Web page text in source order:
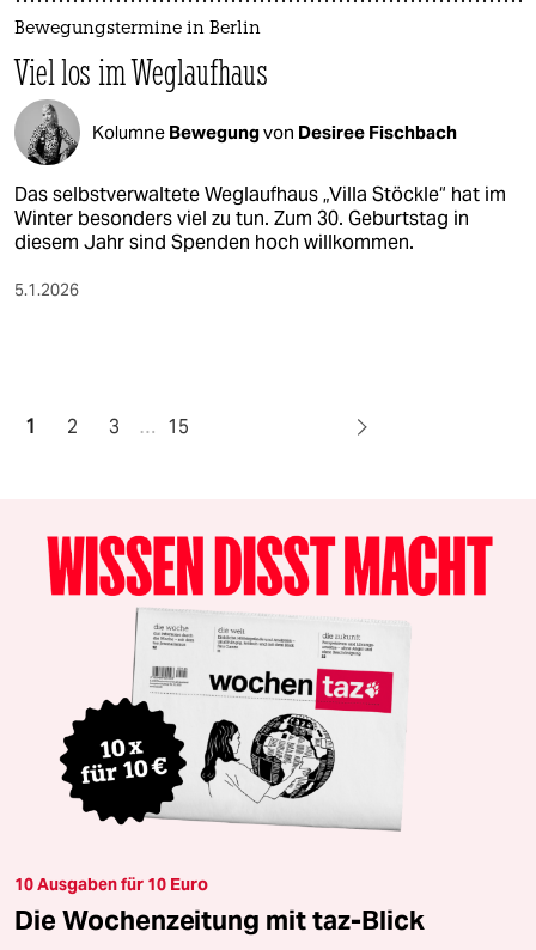
Bewegungstermine in Berlin
Viel los im Weglaufhaus
Kolumne Bewegungvon Desiree Fischbach
Das selbstverwaltete Weglaufhaus „Villa Stöckle“ hat im
Winter besonders viel zu tun. Zum 30. Geburtstag in
diesem Jahr sind Spenden hoch willkommen.
5.1.2026
1 2 3 … 15
10 Ausgaben für 10 Euro
Die Wochenzeitung mit taz-Blick